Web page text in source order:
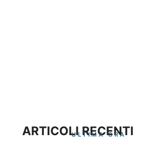
ARTICOLI RECENTI
ULTIMA ORA